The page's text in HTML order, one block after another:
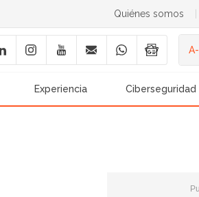
Quiénes somos
A-
Experiencia Ciberseguridad